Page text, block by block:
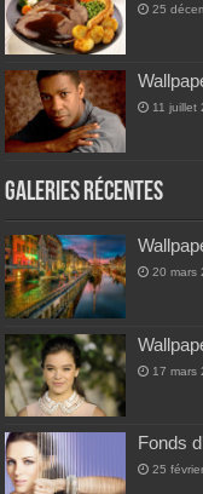
25
11 juillet
Galeries Récentes
20 mars
17 mars
Fonds
25